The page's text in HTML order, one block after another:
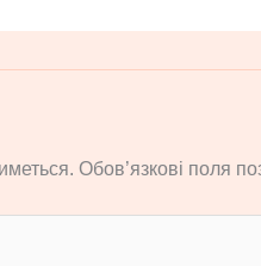
Обов’язкові поля